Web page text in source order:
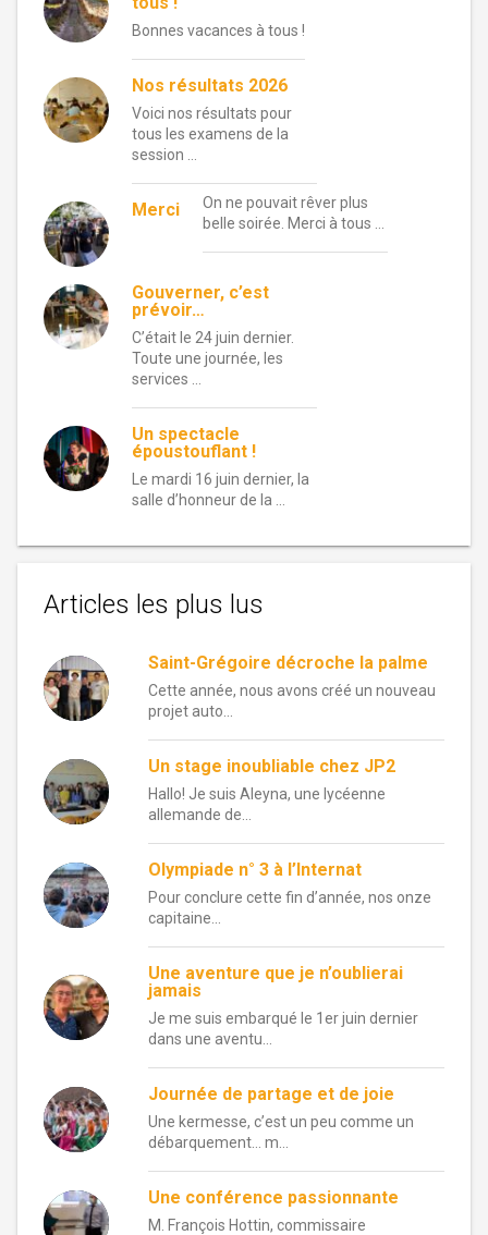
Bonnes vacances à tous !
Nos résultats 2026
Voici nos résultats pour
tous les examens de la
session …
Merci
On ne pouvait rêver plus
belle soirée. Merci à tous …
Gouverner, c’est
prévoir…
C’était le 24 juin dernier.
Toute une journée, les
services …
Un spectacle
époustouflant !
Le mardi 16 juin dernier, la
salle d’honneur de la …
Articles les plus lus
Saint-Grégoire décroche la palme
Cette année, nous avons créé un nouveau
projet auto...
Un stage inoubliable chez JP2
Hallo! Je suis Aleyna, une lycéenne
allemande de...
Olympiade n° 3 à l’Internat
Pour conclure cette fin d’année, nos onze
capitaine...
Une aventure que je n’oublierai
jamais
Je me suis embarqué le 1er juin dernier
dans une aventu...
Journée de partage et de joie
Une kermesse, c’est un peu comme un
débarquement… m...
Une conférence passionnante
M. François Hottin, commissaire